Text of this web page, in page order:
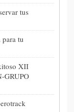
tus
tu
XII
GRUPO